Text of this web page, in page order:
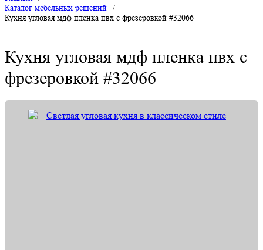
Каталог мебельных решений
/
Кухня угловая мдф пленка пвх с фрезеровкой #32066
Кухня угловая мдф пленка пвх с
фрезеровкой #32066